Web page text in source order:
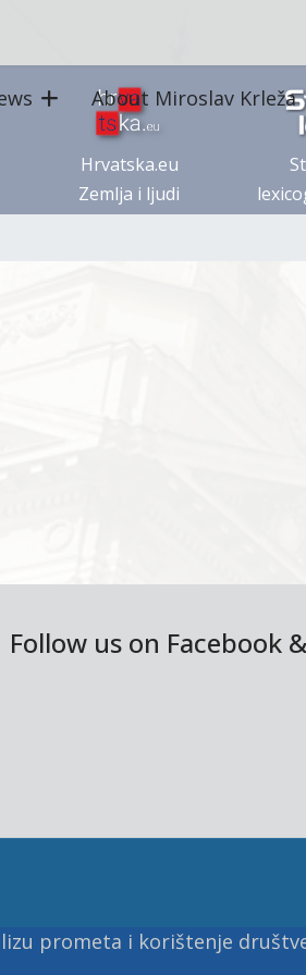
About Miroslav Krleža
Hrvatska.eu
Zemlja i ljudi
Follow us on Facebook
prometa i korištenje